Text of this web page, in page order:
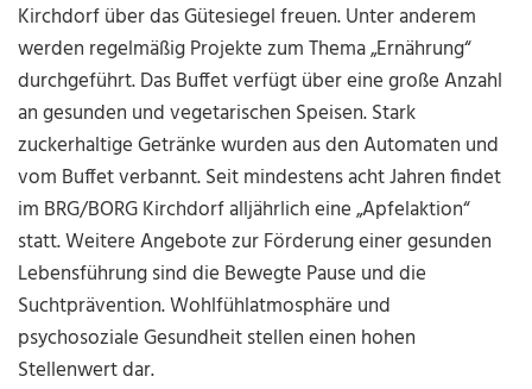
Kirchdorf über das Gütesiegel freuen. Unter anderem
werden regelmäßig Projekte zum Thema „Ernährung“
durchgeführt. Das Buffet verfügt über eine große Anzahl
an gesunden und vegetarischen Speisen. Stark
zuckerhaltige Getränke wurden aus den Automaten und
vom Buffet verbannt. Seit mindestens acht Jahren findet
im BRG/BORG Kirchdorf alljährlich eine „Apfelaktion“
statt. Weitere Angebote zur Förderung einer gesunden
Lebensführung sind die Bewegte Pause und die
Suchtprävention. Wohlfühlatmosphäre und
psychosoziale Gesundheit stellen einen hohen
Stellenwert dar.